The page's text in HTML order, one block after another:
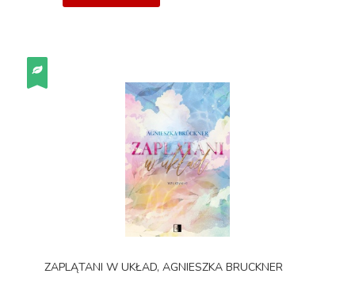
ZAPLĄTANI W UKŁAD, AGNIESZKA BRUCKNER